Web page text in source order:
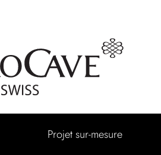
Projet sur-mesure